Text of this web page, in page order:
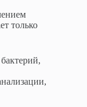
только